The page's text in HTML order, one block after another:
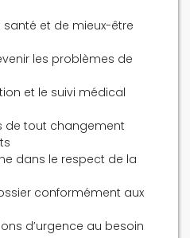
et de mieux-être
les problèmes de
et le suivi médical
de tout changement
dans le respect de la
conformément aux
d’urgence au besoin